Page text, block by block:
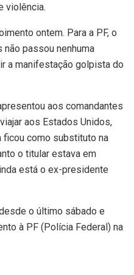
violência.
ontem. Para a PF, o
passou nenhuma
a manifestação golpista do
aos comandantes
aos Estados Unidos,
ficou como substituto na
o titular estava em
está o ex-presidente
o último sábado e
à PF (Polícia Federal) na